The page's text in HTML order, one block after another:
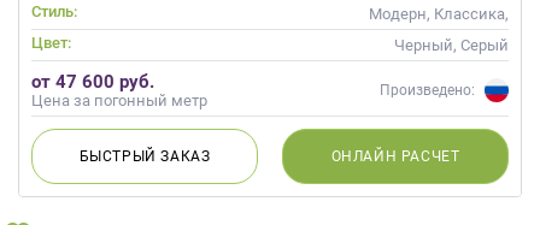
Стиль:
Модерн, Классика,
Скандинавский, Неоклассика,
Современные
Цвет: Черный, Серый
от 47 600 руб.
Цена за погонный метр
Произведено:
БЫСТРЫЙЗАКАЗ ОНЛАЙН РАСЧЕТ